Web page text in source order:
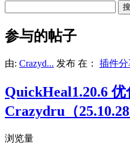
帖
子:
参与的帖子
由: Crazyd... 发布 在： 插件分
QuickHeal1.20.6
Crazydru（25.10.28
浏览量